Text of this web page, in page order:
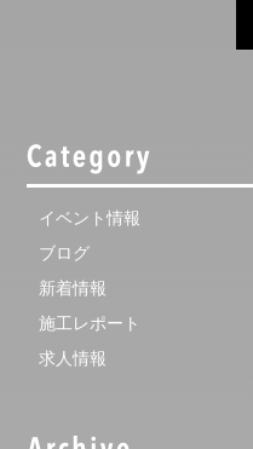
イベント情報
ブログ
新着情報
施工レポート
求人情報